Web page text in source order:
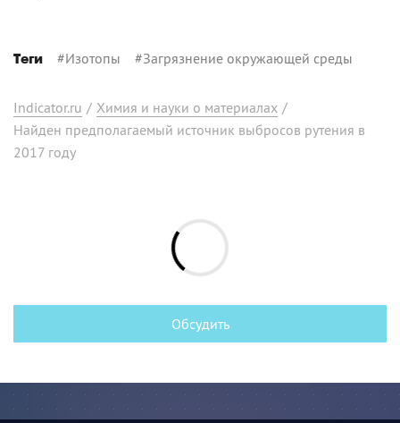
Теги #Изотопы #Загрязнение окружающей среды
Indicator.ru / Химия и науки о материалах /
Найден предполагаемый источник выбросов рутения в
2017 году
Обсудить